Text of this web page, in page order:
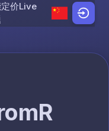
content
定价Live